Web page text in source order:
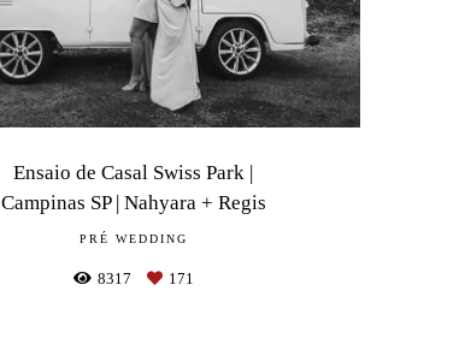
Ensaio de Casal Swiss Park |
Campinas SP | Nahyara + Regis
PRÉ WEDDING
8317 171